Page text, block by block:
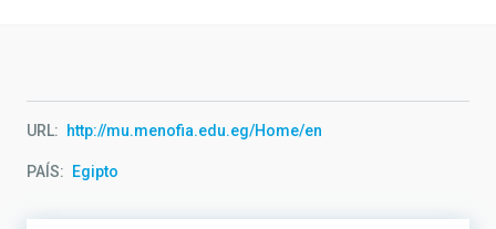
navegación
URL http://mu.menofia.edu.eg/Home/en
PAÍS Egipto